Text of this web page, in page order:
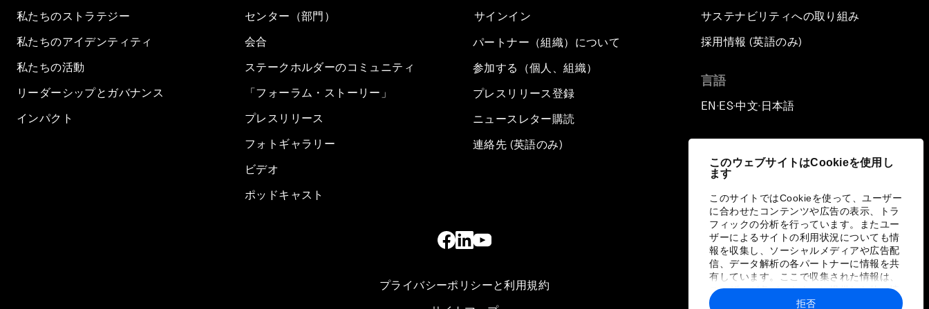
このウェブサイトはCookieを使用し
ます
このサイトではCookieを使って、ユーザー
に合わせたコンテンツや広告の表示、トラ
フィックの分析を行っています。またユー
ザーによるサイトの利用状況についても情
報を収集し、ソーシャルメディアや広告配
信、データ解析の各パートナーに情報を共
有しています。ここで収集された情報は、
ユーザーが各パートナーに提供した他の情
報や各パートナーのサービスを使用した際
拒否
私たちのストラテジー
私たちのアイデンティティ
私たちの活動
リーダーシップとガバナンス
インパクト
センター（部門）
会合
ステークホルダーのコミュニティ
「フォーラム・ストーリー」
プレスリリース
フォトギャラリー
ビデオ
ポッドキャスト
サインイン
パートナー（組織）について
参加する（個人、組織）
プレスリリース登録
ニュースレター購読
連絡先 (英語のみ)
サステナビリティへの取り組み
採用情報 (英語のみ)
言語
EN ▪ES▪中文▪ 日本語
プライバシーポリシーと利用規約